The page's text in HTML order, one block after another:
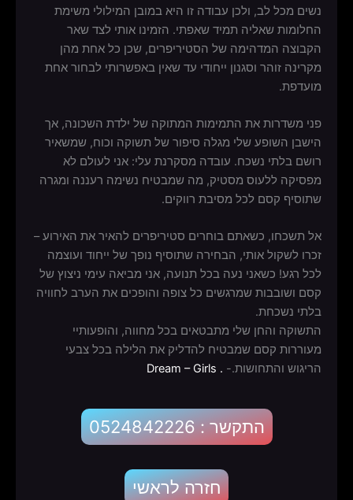
נשים מכל לב, ולכן עבודה זו היא במובן המילולי משימת
החלומות שאליה תמיד שאפתי. הזמינו אותי לצד שאר
הקבוצה המדהימה של הסטיריפרים, שכן כל אחת מהן
מקרינה זוהר וסגנון ייחודי עד שאין באפשרותי לבחור אחת
מועדפת.
פני משדרות את התמימות המתוקה של ילדת השכונה, אך
הישבן השופע שלי מגלה סיפור של תשוקה וכוח, שמשאיר
רושם בלתי נשכח. עובדה מסקרנת עלי: אני לעולם לא
מפסיקה ללעוס מסטיק, מה שמבטיח נשימה רעננה ומגרה
שתוסיף קסם לכל מסיבת רווקים.
אל תשכחו, כשאתם בוחרים סטיריפרים להאיר את האירוע –
זכרו לשקול אותי, הבחירה שתוסיף נופך של ייחוד ועוצמה
לכל רגע! כשאני נעה בכל תנועה, אני מביאה עימי ניצוץ של
קסם ושובבות שמרגשים כל צופה והופכים את הערב לחוויה
בלתי נשכחת.
התשוקה והחן שלי מתבטאים בכל מחווה, והופעותיי
מעוררות קסם שמבטיח להדליק את הלילה בכל צבעי
הריגוש והתחושות.- .
Dream – Girls
התקשר : 0524842226
חזרה לראשי